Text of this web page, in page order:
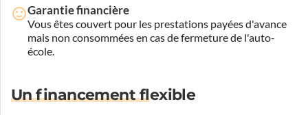
Garantie financière
Vous êtes couvert pour les prestations payées d'avance
mais non consommées en cas de fermeture de l'auto-
école.
Un financement flexible